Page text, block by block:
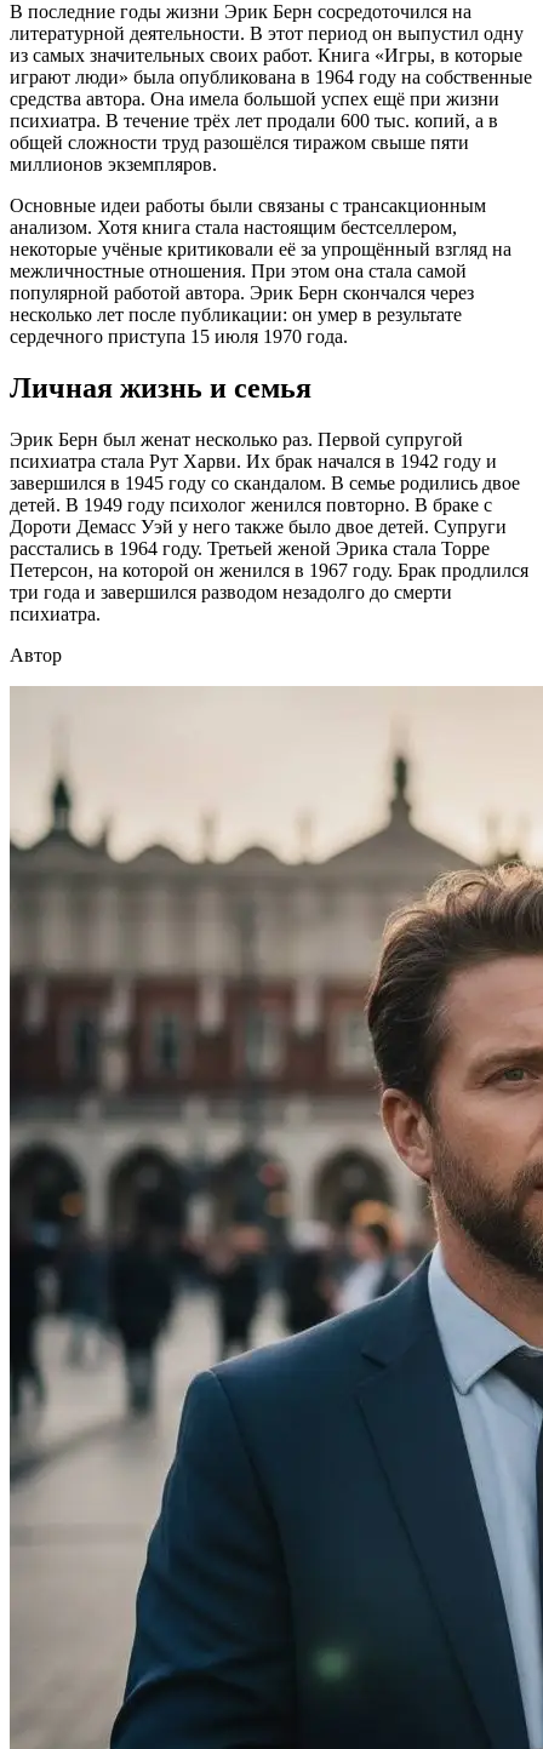
В последние годы жизни Эрик Берн сосредоточился на
литературной деятельности. В этот период он выпустил одну
из самых значительных своих работ. Книга «Игры, в которые
играют люди» была опубликована в 1964 году на собственные
средства автора. Она имела большой успех ещё при жизни
психиатра. В течение трёх лет продали 600 тыс. копий, а в
общей сложности труд разошёлся тиражом свыше пяти
миллионов экземпляров.
Основные идеи работы были связаны с трансакционным
анализом. Хотя книга стала настоящим бестселлером,
некоторые учёные критиковали её за упрощённый взгляд на
межличностные отношения. При этом она стала самой
популярной работой автора. Эрик Берн скончался через
несколько лет после публикации: он умер в результате
сердечного приступа 15 июля 1970 года.
Личная жизнь и семья
Эрик Берн был женат несколько раз. Первой супругой
психиатра стала Рут Харви. Их брак начался в 1942 году и
завершился в 1945 году со скандалом. В семье родились двое
детей. В 1949 году психолог женился повторно. В браке с
Дороти Демасс Уэй у него также было двое детей. Супруги
расстались в 1964 году. Третьей женой Эрика стала Торре
Петерсон, на которой он женился в 1967 году. Брак продлился
три года и завершился разводом незадолго до смерти
психиатра.
Автор